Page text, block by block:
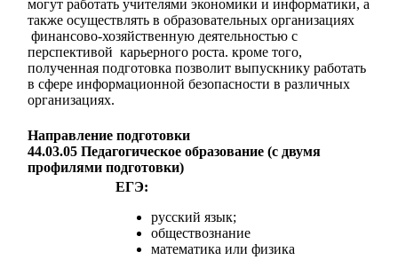
могут работать учителями экономики и информатики, а
также осуществлять в образовательных организациях
финансово-хозяйственную деятельностью с
перспективой карьерного роста. кроме того,
полученная подготовка позволит выпускнику работать
в сфере информационной безопасности в различных
организациях.
Направление подготовки
44.03.05 Педагогическое образование (с двумя
профилями подготовки)
ЕГЭ:
русский язык;
обществознание
математика или физика